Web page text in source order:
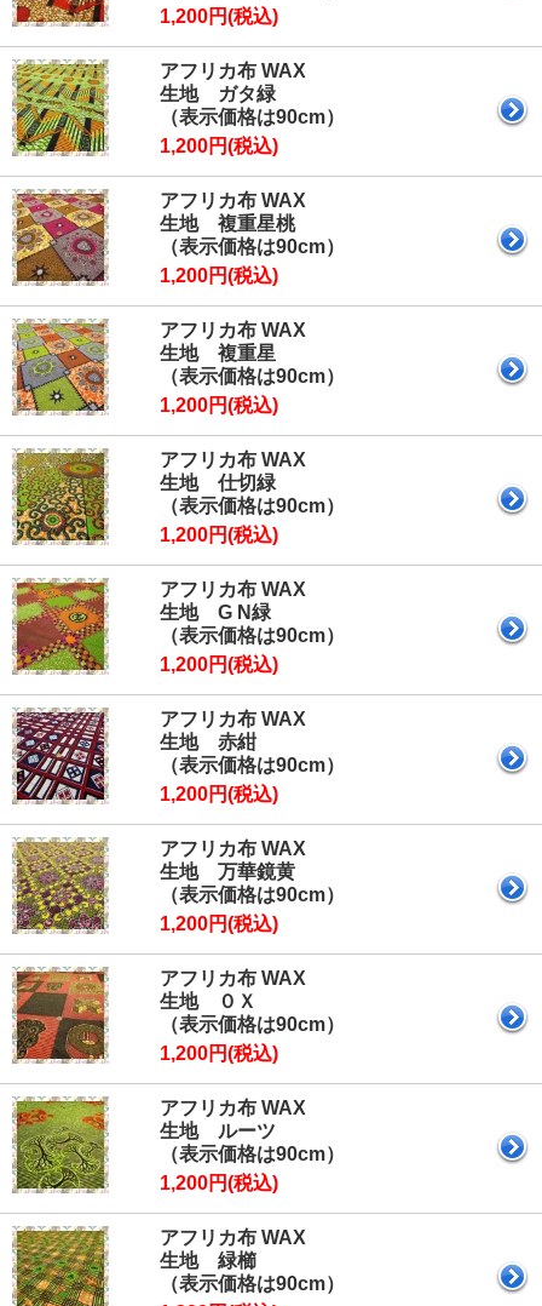
1,200円(税込)
アフリカ布 WAX
生地 ガタ緑
（表示価格は90cm）
1,200円(税込)
アフリカ布 WAX
生地 複重星桃
（表示価格は90cm）
1,200円(税込)
アフリカ布 WAX
生地 複重星
（表示価格は90cm）
1,200円(税込)
アフリカ布 WAX
生地 仕切緑
（表示価格は90cm）
1,200円(税込)
アフリカ布 WAX
生地 G N緑
（表示価格は90cm）
1,200円(税込)
アフリカ布 WAX
生地 赤紺
（表示価格は90cm）
1,200円(税込)
アフリカ布 WAX
生地 万華鏡黄
（表示価格は90cm）
1,200円(税込)
アフリカ布 WAX
生地 ０Ｘ
（表示価格は90cm）
1,200円(税込)
アフリカ布 WAX
生地 ルーツ
（表示価格は90cm）
1,200円(税込)
アフリカ布 WAX
生地 緑櫛
（表示価格は90cm）